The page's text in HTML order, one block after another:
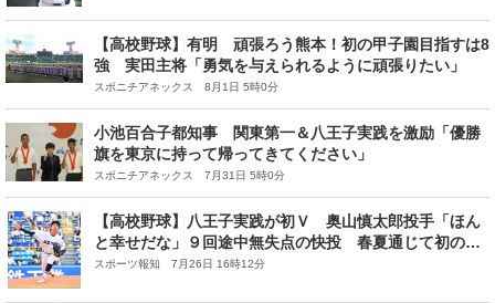
【高校野球】有明 頑張ろう熊本！初の甲子園目指すは8
強 実田主将「勇気を与えられるように頑張りたい」
スポニチアネックス 8月1日 5時0分
小池百合子都知事 関東第一＆八王子実践を激励「優勝
旗を東京に持って帰ってきてください」
スポニチアネックス 7月31日 5時0分
【高校野球】八王子実践が初Ｖ 奥山慎太郎投手「ほん
と幸せだな」９回途中無失点の快投 春夏通じて初の甲
子園…西東京大会
スポーツ報知 7月26日 16時12分